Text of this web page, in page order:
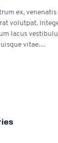
ex,
volutpat.
lacus
vitae…